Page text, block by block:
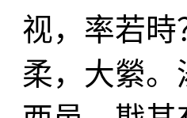
视，率若
柔，大縈